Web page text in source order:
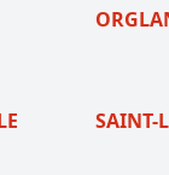
SAINT-